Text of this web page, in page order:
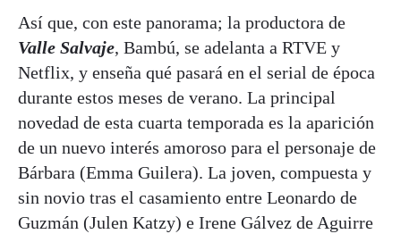
Así que, con este panorama; la productora de
Valle Salvaje, Bambú, se adelanta a RTVE y
Netflix, y enseña qué pasará en el serial de época
durante estos meses de verano. La principal
novedad de esta cuarta temporada es la aparición
de un nuevo interés amoroso para el personaje de
Bárbara (Emma Guilera). La joven, compuesta y
sin novio tras el casamiento entre Leonardo de
Guzmán (Julen Katzy) e Irene Gálvez de Aguirre